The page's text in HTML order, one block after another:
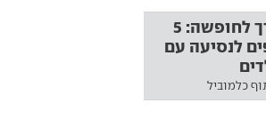
בדרך לחופשה: 5
לנסיעה עם
כלמוביל